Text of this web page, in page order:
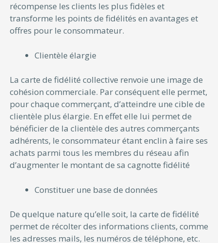
récompense les clients les plus fidèles et
transforme les points de fidélités en avantages et
offres pour le consommateur.
Clientèle élargie
La carte de fidélité collective renvoie une image de
cohésion commerciale. Par conséquent elle permet,
pour chaque commerçant, d’atteindre une cible de
clientèle plus élargie. En effet elle lui permet de
bénéficier de la clientèle des autres commerçants
adhérents, le consommateur étant enclin à faire ses
achats parmi tous les membres du réseau afin
d’augmenter le montant de sa cagnotte fidélité
Constituer une base de données
De quelque nature qu’elle soit, la carte de fidélité
permet de récolter des informations clients, comme
les adresses mails, les numéros de téléphone, etc.